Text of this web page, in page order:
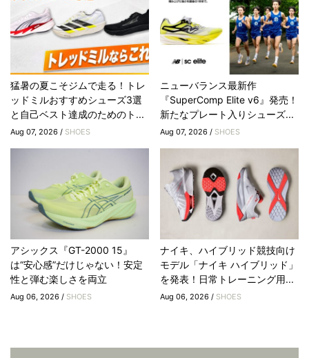
猛暑の夏こそジムで走る！トレ
ッドミルおすすめシューズ3選
と自己ベスト達成のためのト...
Aug 07, 2026 / SHOES
ニューバランス最新作
『SuperComp Elite v6』発売！
新たなプレート入りシューズ...
Aug 07, 2026 / SHOES
アシックス『GT-2000 15』
は“安心感”だけじゃない！安定
性と弾む楽しさを両立
Aug 06, 2026 / SHOES
ナイキ、ハイブリッド競技向け
モデル「ナイキ ハイブリッド」
を発表！日常トレーニング用...
Aug 06, 2026 / SHOES